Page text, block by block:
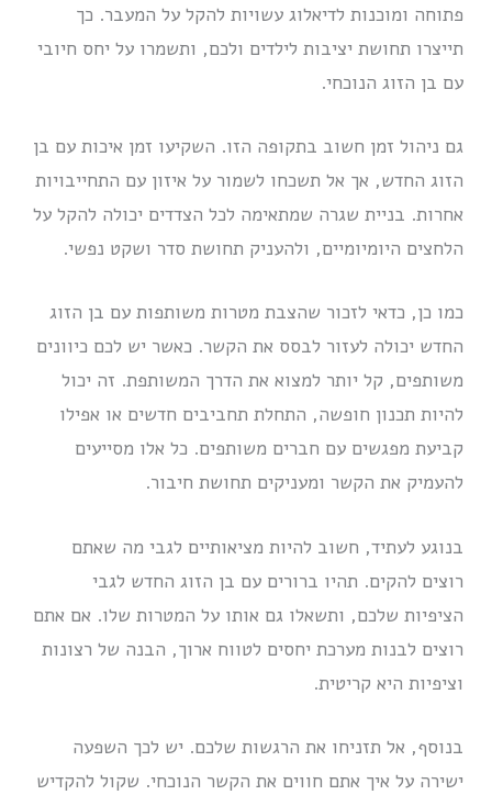
פתוחה ומוכנות לדיאלוג עשויות להקל על המעבר. כך
תייצרו תחושת יציבות לילדים ולכם, ותשמרו על יחס חיובי
עם בן הזוג הנוכחי.
גם ניהול זמן חשוב בתקופה הזו. השקיעו זמן איכות עם בן
הזוג החדש, אך אל תשכחו לשמור על איזון עם התחייבויות
אחרות. בניית שגרה שמתאימה לכל הצדדים יכולה להקל על
הלחצים היומיומיים, ולהעניק תחושת סדר ושקט נפשי.
כמו כן, כדאי לזכור שהצבת מטרות משותפות עם בן הזוג
החדש יכולה לעזור לבסס את הקשר. כאשר יש לכם כיוונים
משותפים, קל יותר למצוא את הדרך המשותפת. זה יכול
להיות תכנון חופשה, התחלת תחביבים חדשים או אפילו
קביעת מפגשים עם חברים משותפים. כל אלו מסייעים
להעמיק את הקשר ומעניקים תחושת חיבור.
בנוגע לעתיד, חשוב להיות מציאותיים לגבי מה שאתם
רוצים להקים. תהיו ברורים עם בן הזוג החדש לגבי
הציפיות שלכם, ותשאלו גם אותו על המטרות שלו. אם אתם
רוצים לבנות מערכת יחסים לטווח ארוך, הבנה של רצונות
וציפיות היא קריטית.
בנוסף, אל תזניחו את הרגשות שלכם. יש לכך השפעה
ישירה על איך אתם חווים את הקשר הנוכחי. שקול להקדיש